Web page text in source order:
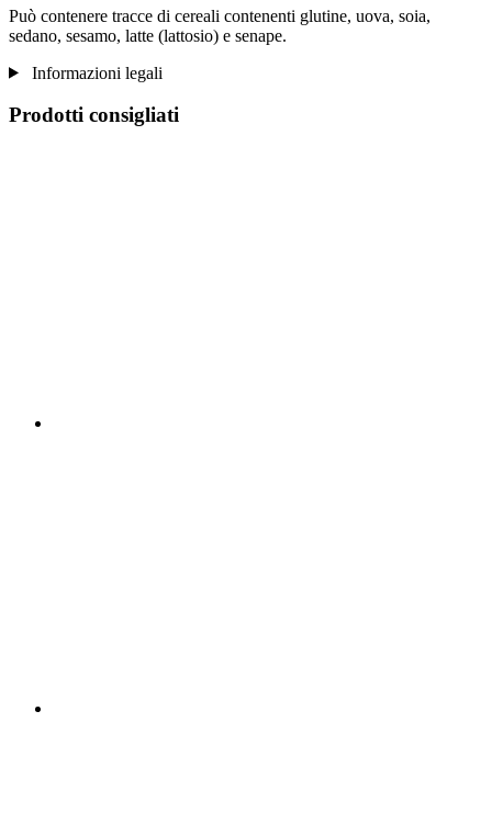
Può contenere tracce di cereali contenenti glutine, uova, soia,
sedano, sesamo, latte (lattosio) e senape.
Informazioni legali
Prodotti consigliati